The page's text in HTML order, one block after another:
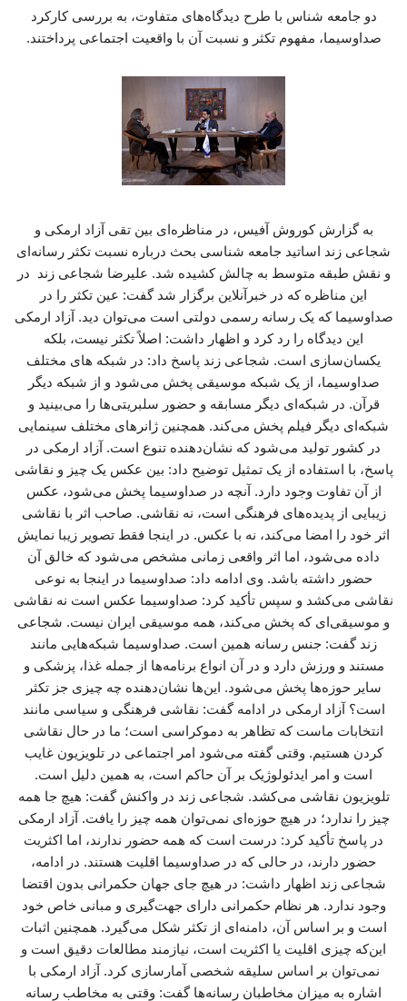
دو جامعه شناس با طرح دیدگاه‌های متفاوت، به بررسی کارکرد
صداوسیما، مفهوم تکثر و نسبت آن با واقعیت اجتماعی پرداختند.
به گزارش کوروش آفیس، در مناظره‌ای بین تقی آزاد ارمکی و
شجاعی زند اساتید جامعه شناسی بحث درباره نسبت تکثر رسانه‌ای
و نقش طبقه متوسط به چالش کشیده شد. علیرضا شجاعی زند در
این مناظره که در خبرآنلاین برگزار شد گفت: عین تکثر را در
صداوسیما که یک رسانه رسمی دولتی است می‌توان دید. آزاد ارمکی
این دیدگاه را رد کرد و اظهار داشت: اصلاً تکثر نیست، بلکه
یکسان‌سازی است. شجاعی زند پاسخ داد: در شبکه های مختلف
صداوسیما، از یک شبکه موسیقی پخش می‌شود و از شبکه دیگر
قرآن. در شبکه‌ای دیگر مسابقه و حضور سلبریتی‌ها را می‌بینید و
شبکه‌ای دیگر فیلم پخش می‌کند. همچنین ژانرهای مختلف سینمایی
در کشور تولید می‌شود که نشان‌دهنده تنوع است. آزاد ارمکی در
پاسخ، با استفاده از یک تمثیل توضیح داد: بین عکس یک چیز و نقاشی
از آن تفاوت وجود دارد. آنچه در صداوسیما پخش می‌شود، عکس
زیبایی از پدیده‌های فرهنگی است، نه نقاشی. صاحب اثر با نقاشی
اثر خود را امضا می‌کند، نه با عکس. در اینجا فقط تصویر زیبا نمایش
داده می‌شود، اما اثر واقعی زمانی مشخص می‌شود که خالق آن
حضور داشته باشد. وی ادامه داد: صداوسیما در اینجا به نوعی
نقاشی می‌کشد و سپس تأکید کرد: صداوسیما عکس است نه نقاشی
و موسیقی‌ای که پخش می‌کند، همه موسیقی ایران نیست. شجاعی
زند گفت: جنس رسانه همین است. صداوسیما شبکه‌هایی مانند
مستند و ورزش دارد و در آن انواع برنامه‌ها از جمله غذا، پزشکی و
سایر حوزه‌ها پخش می‌شود. این‌ها نشان‌دهنده چه چیزی جز تکثر
است؟ آزاد ارمکی در ادامه گفت: نقاشی فرهنگی و سیاسی مانند
انتخابات ماست که تظاهر به دموکراسی است؛ ما در حال نقاشی
کردن هستیم. وقتی گفته می‌شود امر اجتماعی در تلویزیون غایب
است و امر ایدئولوژیک بر آن حاکم است، به همین دلیل است.
تلویزیون نقاشی می‌کشد. شجاعی زند در واکنش گفت: هیچ جا همه
چیز را ندارد؛ در هیچ حوزه‌ای نمی‌توان همه چیز را یافت. آزاد ارمکی
در پاسخ تأکید کرد: درست است که همه حضور ندارند، اما اکثریت
حضور دارند، در حالی که در صداوسیما اقلیت هستند. در ادامه،
شجاعی زند اظهار داشت: در هیچ جای جهان حکمرانی بدون اقتضا
وجود ندارد. هر نظام حکمرانی دارای جهت‌گیری و مبانی خاص خود
است و بر اساس آن، دامنه‌ای از تکثر شکل می‌گیرد. همچنین اثبات
این‌که چیزی اقلیت یا اکثریت است، نیازمند مطالعات دقیق است و
نمی‌توان بر اساس سلیقه شخصی آمارسازی کرد. آزاد ارمکی با
اشاره به میزان مخاطبان رسانه‌ها گفت: وقتی به مخاطب رسانه